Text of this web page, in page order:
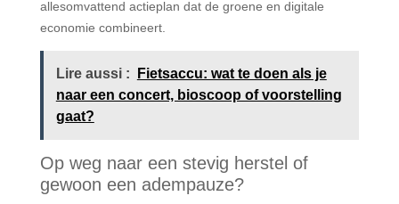
allesomvattend actieplan dat de groene en digitale
economie combineert.
Lire aussi :
Fietsaccu: wat te doen als je
naar een concert, bioscoop of voorstelling
gaat?
Op weg naar een stevig herstel of
gewoon een adempauze?